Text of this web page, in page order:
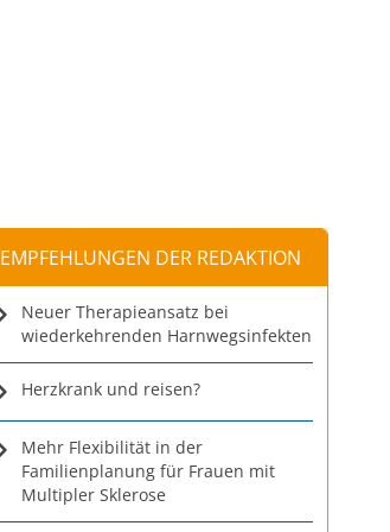
EMPFEHLUNGEN DER REDAKTION
Neuer Therapieansatz bei
wiederkehrenden Harnwegsinfekten
Herzkrank und reisen?
Mehr Flexibilität in der
Familienplanung für Frauen mit
Multipler Sklerose